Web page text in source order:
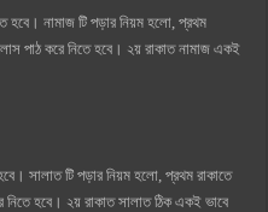
হবে। নামাজ টি পড়ার নিয়ম হলো, প্রথম
পাঠ করে নিতে হবে। ২য় রাকাত নামাজ একই
সালাত টি পড়ার নিয়ম হলো, প্রথম রাকাতে
নিতে হবে। ২য় রাকাত সালাত ঠিক একই ভাবে